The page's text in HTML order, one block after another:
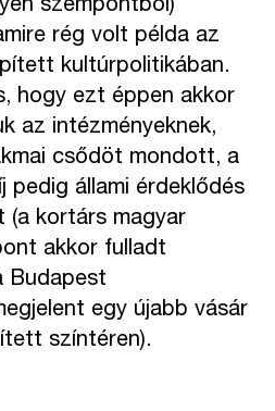
szempontból)
rég volt példa az
kultúrpolitikában.
hogy ezt éppen akkor
az intézményeknek,
csődöt mondott, a
pedig állami érdeklődés
(a kortárs magyar
akkor fulladt
Budapest
egy újabb vásár
színtéren).